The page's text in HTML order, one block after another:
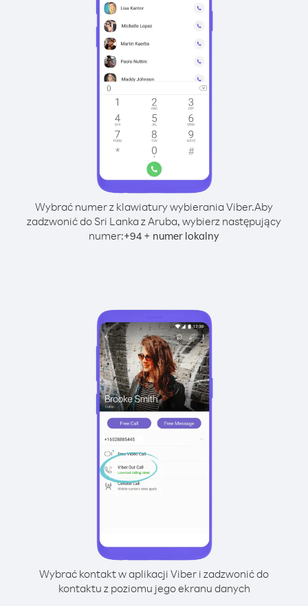
Wybrać numer z klawiatury wybierania Viber.Aby
zadzwonić do Sri Lanka z Aruba, wybierz następujący
numer:+94 + numer lokalny
Wybrać kontakt w aplikacji Viber i zadzwonić do
kontaktu z poziomu jego ekranu danych